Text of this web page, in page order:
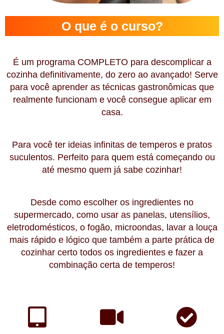
O que é o curso?
É um programa COMPLETO para descomplicar a
cozinha definitivamente, do zero ao avançado! Serve
para você aprender as técnicas gastronômicas que
realmente funcionam e você consegue aplicar em
casa.
Para você ter ideias infinitas de temperos e pratos
suculentos. Perfeito para quem está começando ou
até mesmo quem já sabe cozinhar!
Desde como escolher os ingredientes no
supermercado, como usar as panelas, utensílios,
eletrodomésticos, o fogão, microondas, lavar a louça
mais rápido e lógico que também a parte prática de
cozinhar certo todos os ingredientes e fazer a
combinação certa de temperos!